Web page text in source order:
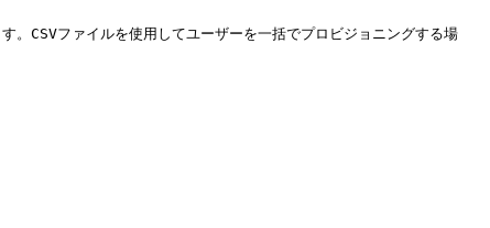
。CSVファイルを使用してユーザーを一括でプロビジョニングする場